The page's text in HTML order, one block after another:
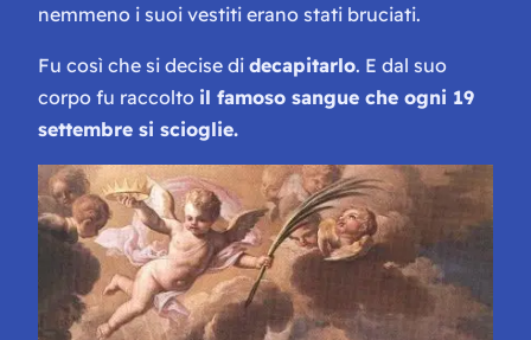
nemmeno i suoi vestiti erano stati bruciati.
Fu così che si decise di decapitarlo. E dal suo
corpo fu raccolto il famoso sangue che ogni 19
settembre si scioglie.